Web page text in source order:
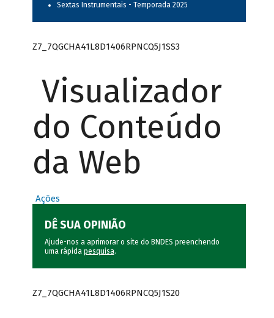
Sextas Instrumentais - Temporada 2025
Z7_7QGCHA41L8D1406RPNCQ5J1SS3
Visualizador
do Conteúdo
da Web
Ações
DÊ SUA OPINIÃO
Ajude-nos a aprimorar o site do BNDES preenchendo
uma rápida pesquisa.
Z7_7QGCHA41L8D1406RPNCQ5J1S20